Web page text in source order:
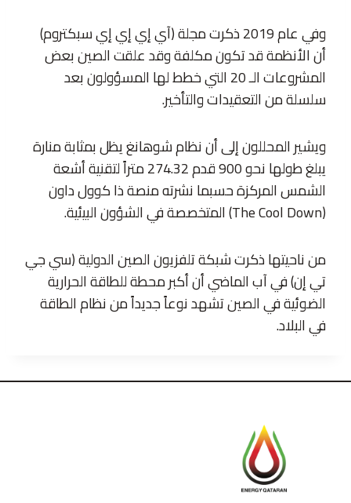
وفي عام 2019 ذكرت مجلة (آي إي إي إي سبكتروم)
أن الأنظمة قد تكون مكلفة وقد علقت الصين بعض
المشروعات الـ 20 التي خطط لها المسؤولون بعد
سلسلة من التعقيدات والتأخير.
ويشير المحللون إلى أن نظام شوهانغ يظل بمثابة منارة
يبلغ طولها نحو 900 قدم 274.32 متراً لتقنية أشعة
الشمس المركزة حسبما نشرته منصة ذا كوول داون
(The Cool Down) المتخصصة في الشؤون البيئية.
من ناحيتها ذكرت شبكة تلفزيون الصين الدولية (سي جي
تي إن) في آب الماضي أن أكبر محطة للطاقة الحرارية
الضوئية في الصين تشهد نوعاً جديداً من نظام الطاقة
في البلاد.